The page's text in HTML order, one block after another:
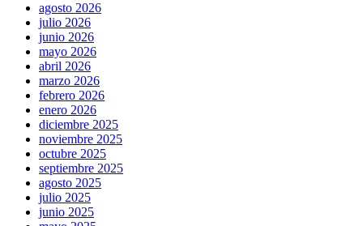
agosto 2026
julio 2026
junio 2026
mayo 2026
abril 2026
marzo 2026
febrero 2026
enero 2026
diciembre 2025
noviembre 2025
octubre 2025
septiembre 2025
agosto 2025
julio 2025
junio 2025